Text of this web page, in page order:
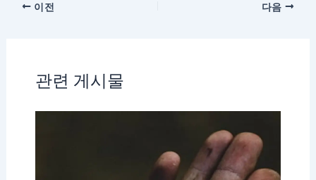
이전 다음
관련 게시물